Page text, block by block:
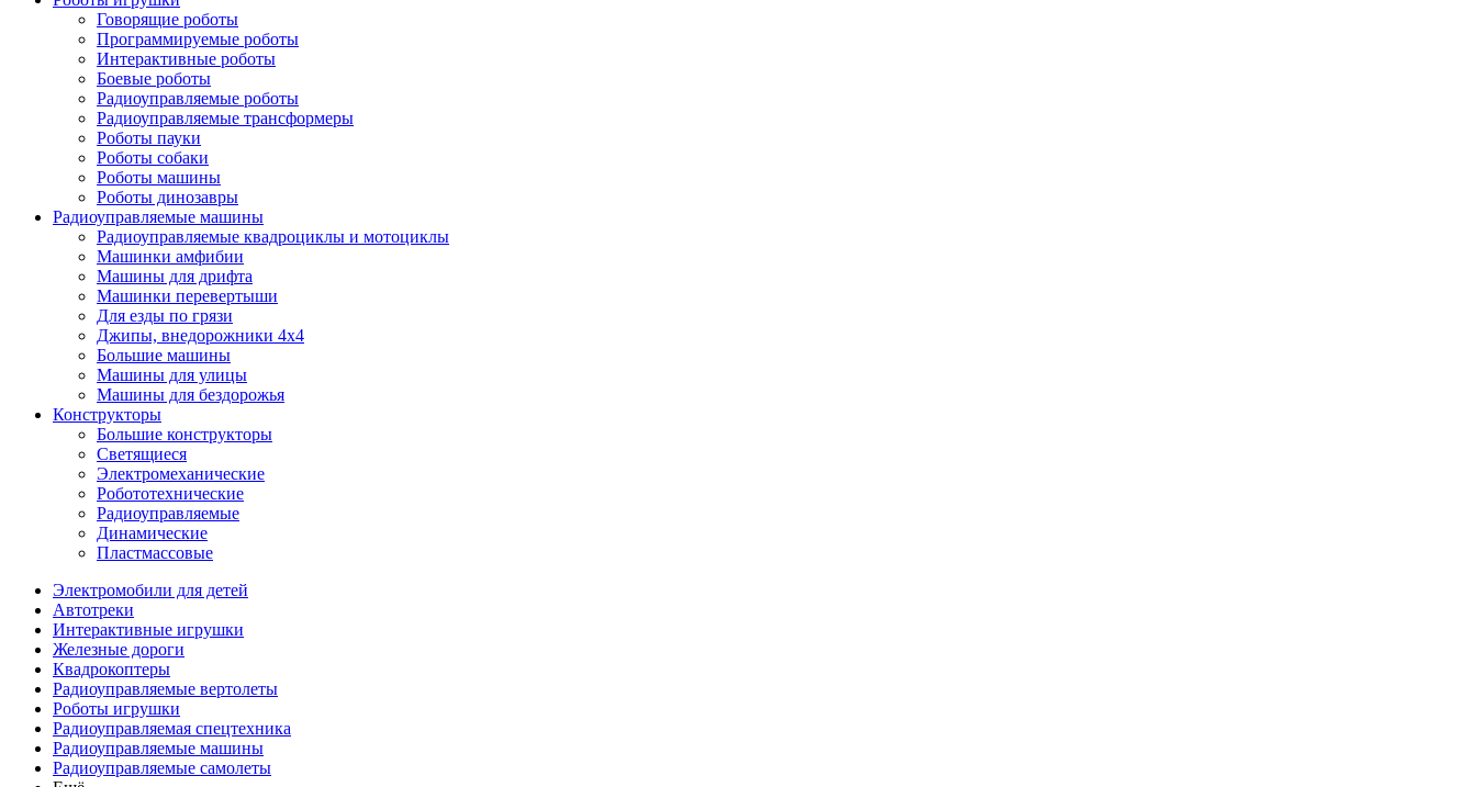
Говорящие роботы
Программируемые роботы
Интерактивные роботы
Боевые роботы
Радиоуправляемые роботы
Радиоуправляемые трансформеры
Роботы пауки
Роботы собаки
Роботы машины
Роботы динозавры
Радиоуправляемые машины
Радиоуправляемые квадроциклы и мотоциклы
Машинки амфибии
Машины для дрифта
Машинки перевертыши
Для езды по грязи
Джипы, внедорожники 4x4
Большие машины
Машины для улицы
Машины для бездорожья
Конструкторы
Большие конструкторы
Светящиеся
Электромеханические
Робототехнические
Радиоуправляемые
Динамические
Пластмассовые
Электромобили для детей
Автотреки
Интерактивные игрушки
Железные дороги
Квадрокоптеры
Радиоуправляемые вертолеты
Роботы игрушки
Радиоуправляемая спецтехника
Радиоуправляемые машины
Радиоуправляемые самолеты